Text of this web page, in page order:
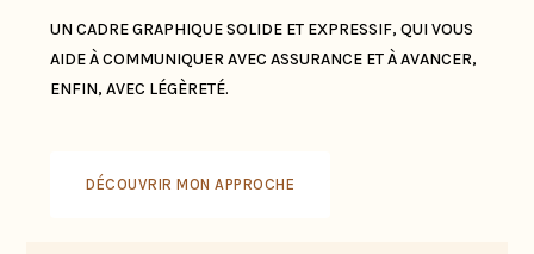
UN CADRE GRAPHIQUE SOLIDE ET EXPRESSIF, QUI VOUS
AIDE À COMMUNIQUER AVEC ASSURANCE ET À AVANCER,
ENFIN, AVEC LÉGÈRETÉ.
DÉCOUVRIR MON APPROCHE